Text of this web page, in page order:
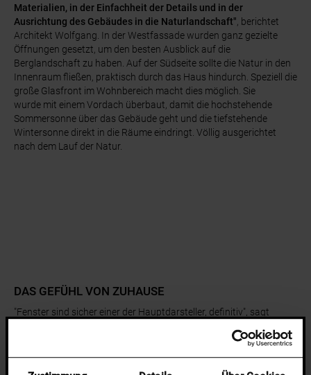
Materialien, in der Einfachheit der Details und in der
Ausrichtung des Gebäudes in die Naturlandschaft" , berichtet
Architekt Wolfgang. In der Westfassade wurden ganz gezielte
Öffnungen gesetzt, um den besten Ausblick auf die
Berglandschaft zu haben. Auf der Südseite sollte die Natur in den
Innenraum fließen, praktisch durch das Haus hindurch. Speziell die
große Glasfront im Wohnbereich macht dies möglich. Sie
wurde mit einem Vordach überbaut, damit die hochstehende
Sommersonne über das Gebäude geht und die tiefstehende
Wintersonne direkt in die Räume eindringt. Völlig ausgerichtet
nach dem Lauf der Natur.
DAS GEFÜHL VON ZUHAUSE
"Fenster sind sicher einer der Hauptdarsteller, definitiv", sagt
Gestaltungsmöglichkeiten kennengelernt: "Als wir in New York
riesengroßen Fenstern. Ich hatte das Gefühl in der Stadt